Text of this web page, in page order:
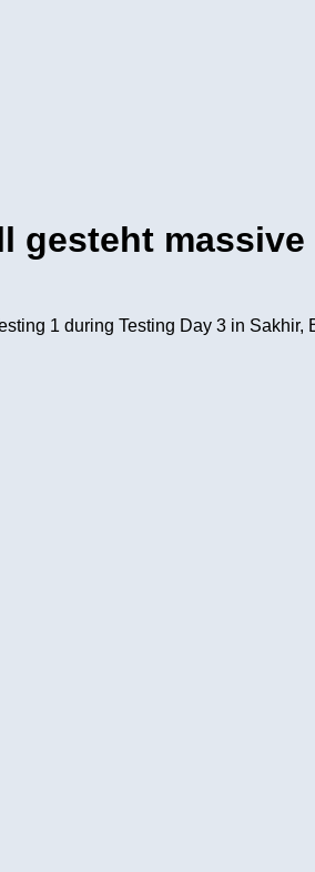
gesteht massive
1 during Testing Day 3 in Sakhir,